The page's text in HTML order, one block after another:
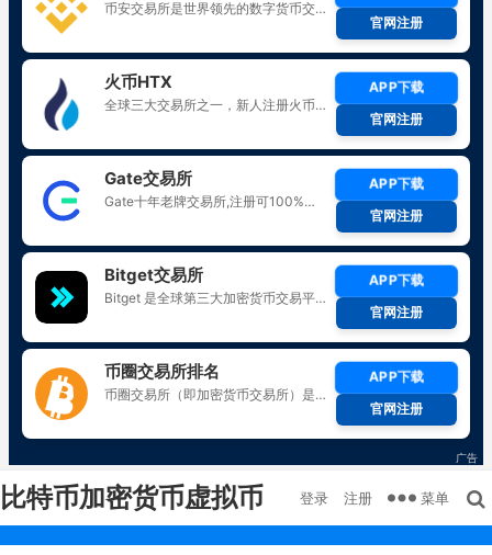
比特币加密货币虚拟币 登录 注册 菜单